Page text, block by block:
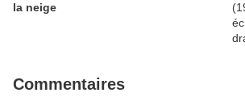
la neige
Commentaires